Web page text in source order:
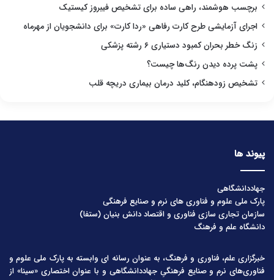
برچسب هوشمند، راهی ساده برای تشخیص فیبروز کیستیک
اجرای آزمایشی طرح کارت رفاهی «ردا کارت» برای دانشجویان از مهرماه
زنگ خطر بحران کمبود دستیاری ۶ رشته پزشکی
پشت پرده دیدن رنگ‌ها چیست؟
تشخیص زودهنگام، کلید درمان بیماری دریچه قلب
پیوند ها
جهاددانشگاهی
پارک ملی علوم و فناوری های نرم و صنایع فرهنگی
سازمان تجاری سازی فناوری و اقتصاد دانش بنیان (ستفا)
دانشگاه علم و فرهنگ
خبرگزاری علم، فناوری و فرهنگ، به عنوان رسانه ای وابسته به پارک ملی علوم و
فناوری‌های نرم و صنایع فرهنگیِ جهاددانشگاهی و با عنوان اختصاری «سینا» از